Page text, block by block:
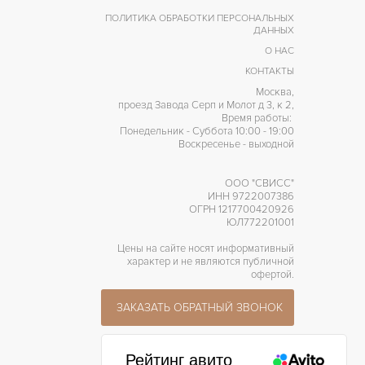
ПОЛИТИКА ОБРАБОТКИ ПЕРСОНАЛЬНЫХ
ДАННЫХ
О НАС
КОНТАКТЫ
Москва,
проезд Завода Серп и Молот д 3, к 2,
Время работы:
Понедельник - Суббота 10:00 - 19:00
Воскресенье - выходной
ООО "СВИСС"
ИНН 9722007386
ОГРН 1217700420926
ЮЛ772201001
Цены на сайте носят информативный
характер и не являются публичной
офертой.
ЗАКАЗАТЬ ОБРАТНЫЙ ЗВОНОК
Рейтинг авито